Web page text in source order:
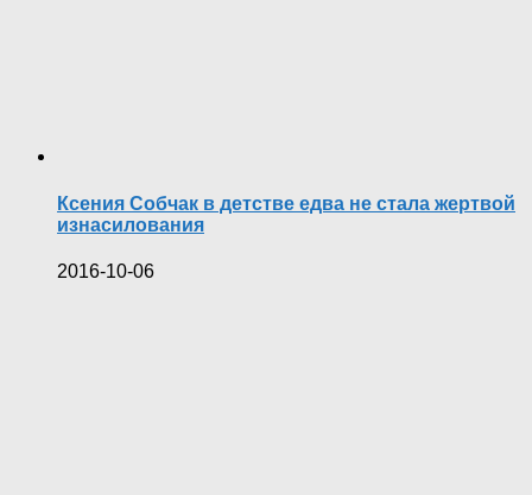
Ксения Собчак в детстве едва не стала жертвой
изнасилования
2016-10-06